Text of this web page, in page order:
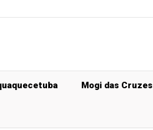
Mogi das Cruzes